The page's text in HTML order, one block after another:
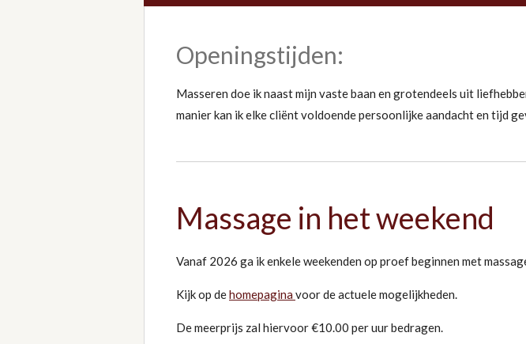
Openingstijden:
Masseren doe ik naast mijn vaste baan en grotendeels uit
manier kan ik elke cliënt voldoende persoonlijke aandacht en tijd
Massage in het weekend
Vanaf 2026 ga ik enkele weekenden op proef beginnen met
Kijk op dehomepagina voor de actuele mogelijkheden.
De meerprijs zal hiervoor €10.00 per uur bedragen.